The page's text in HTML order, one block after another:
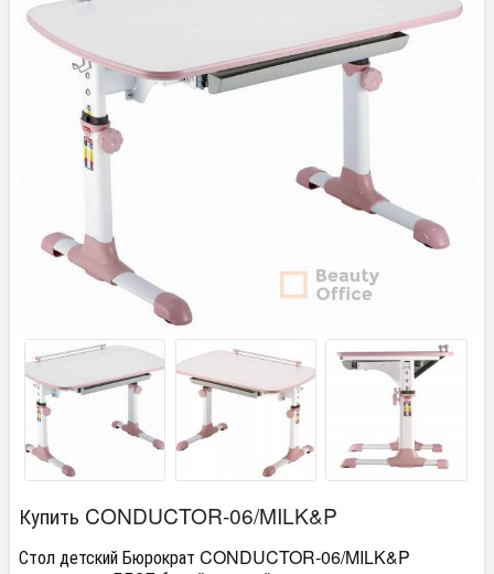
Купить CONDUCTOR-06/MILK&P
Стол детский Бюрократ CONDUCTOR-06/MILK&P